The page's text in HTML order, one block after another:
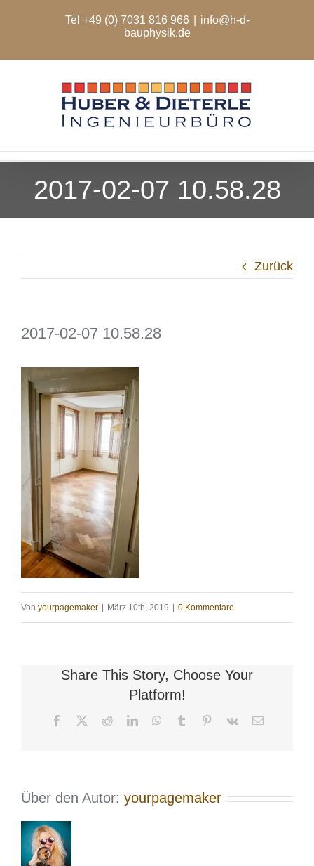
Tel +49 (0) 7031 816 966
info@h-d-
bauphysik.de
2017-02-07 10.58.28
Zurück
2017-02-07 10.58.28
Von yourpagemaker März 10th, 2019 0 Kommentare
Share This Story, Choose Your
Platform!
Facebook RedditLinkedInWhatsApp
Tumblr Pinterest
Vk
E-
Über den Autor: yourpagemaker